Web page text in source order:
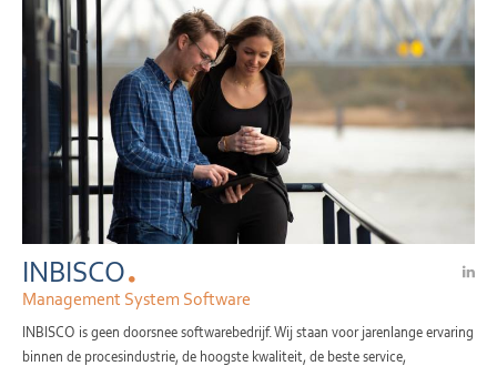
INBISCO
Management System Software
INBISCO is geen doorsnee softwarebedrijf. Wij staan voor jarenlange ervaring
binnen de procesindustrie, de hoogste kwaliteit, de beste service,